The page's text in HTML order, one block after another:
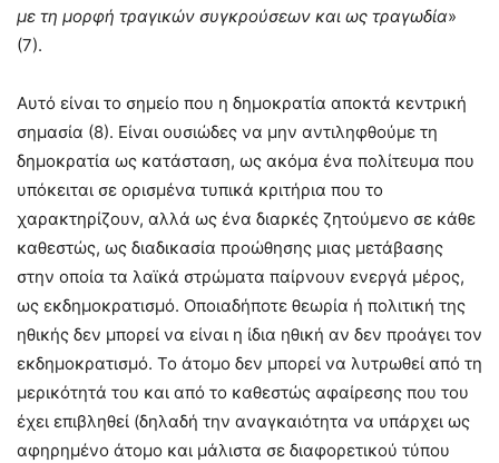
με τη μορφή τραγικών συγκρούσεων και ως τραγωδία»
(7).
Αυτό είναι το σημείο που η δημοκρατία αποκτά κεντρική
σημασία (8). Είναι ουσιώδες να μην αντιληφθούμε τη
δημοκρατία ως κατάσταση, ως ακόμα ένα πολίτευμα που
υπόκειται σε ορισμένα τυπικά κριτήρια που το
χαρακτηρίζουν, αλλά ως ένα διαρκές ζητούμενο σε κάθε
καθεστώς, ως διαδικασία προώθησης μιας μετάβασης
στην οποία τα λαϊκά στρώματα παίρνουν ενεργά μέρος,
ως εκδημοκρατισμό. Οποιαδήποτε θεωρία ή πολιτική της
ηθικής δεν μπορεί να είναι η ίδια ηθική αν δεν προάγει τον
εκδημοκρατισμό. Το άτομο δεν μπορεί να λυτρωθεί από τη
μερικότητά του και από το καθεστώς αφαίρεσης που του
έχει επιβληθεί (δηλαδή την αναγκαιότητα να υπάρχει ως
αφηρημένο άτομο και μάλιστα σε διαφορετικού τύπου